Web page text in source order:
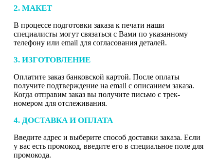
2. МАКЕТ
В процессе подготовки заказа к печати наши
специалисты могут связаться с Вами по указанному
телефону или email для согласования деталей.
3. ИЗГОТОВЛЕНИЕ
Оплатите заказ банковской картой. После оплаты
получите подтверждение на email с описанием заказа.
Когда отправим заказ вы получите письмо с трек-
номером для отслеживания.
4. ДОСТАВКА И ОПЛАТА
Введите адрес и выберите способ доставки заказа. Если
у вас есть промокод, введите его в специальное поле для
промокода.